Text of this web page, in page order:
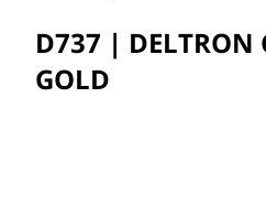
D737 | DELTRON
GOLD